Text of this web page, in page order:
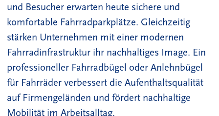
und Besucher erwarten heute sichere und
komfortable Fahrradparkplätze. Gleichzeitig
stärken Unternehmen mit einer modernen
Fahrradinfrastruktur ihr nachhaltiges Image. Ein
professioneller Fahrradbügel oder Anlehnbügel
für Fahrräder verbessert die Aufenthaltsqualität
auf Firmengeländen und fördert nachhaltige
Mobilität im Arbeitsalltag.